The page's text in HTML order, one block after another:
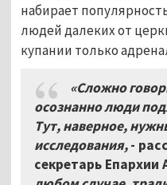
набирает
людей далеких от
купании только
«Сложно
осознанно люди
Тут, наверное,
исследования,-
секретарь Епархии